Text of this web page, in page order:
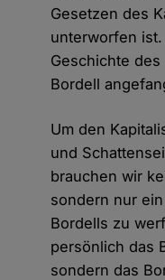
Gesetzen des
unterworfen
Geschichte des
Bordell
Um den
und
brauchen wir
sondern nur
Bordells zu
persönlich das
sondern das